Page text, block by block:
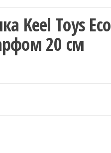
Keel Toys Eco
20 см